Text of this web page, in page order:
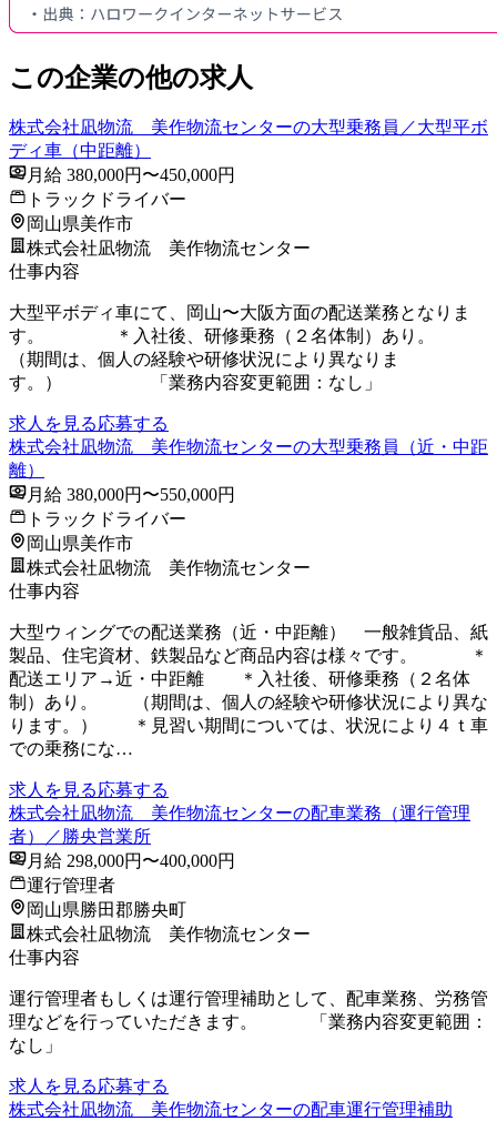
この企業の他の求人
株式会社凪物流 美作物流センターの大型乗務員／大型平ボ
ディ車（中距離）
月給 380,000円〜450,000円
トラックドライバー
岡山県美作市
株式会社凪物流 美作物流センター
仕事内容
大型平ボディ車にて、岡山〜大阪方面の配送業務となりま
す。 ＊入社後、研修乗務（２名体制）あり。
（期間は、個人の経験や研修状況により異なりま
す。） 「業務内容変更範囲：なし」
求人を見る応募する
株式会社凪物流 美作物流センターの大型乗務員（近・中距
離）
月給 380,000円〜550,000円
トラックドライバー
岡山県美作市
株式会社凪物流 美作物流センター
仕事内容
大型ウィングでの配送業務（近・中距離） 一般雑貨品、紙
製品、住宅資材、鉄製品など商品内容は様々です。 ＊
配送エリア→近・中距離 ＊入社後、研修乗務（２名体
制）あり。 （期間は、個人の経験や研修状況により異な
ります。） ＊見習い期間については、状況により４ｔ車
での乗務にな…
求人を見る応募する
株式会社凪物流 美作物流センターの配車業務（運行管理
者）／勝央営業所
月給 298,000円〜400,000円
運行管理者
岡山県勝田郡勝央町
株式会社凪物流 美作物流センター
仕事内容
運行管理者もしくは運行管理補助として、配車業務、労務管
理などを行っていただきます。 「業務内容変更範囲：
なし」
求人を見る応募する
株式会社凪物流 美作物流センターの配車運行管理補助